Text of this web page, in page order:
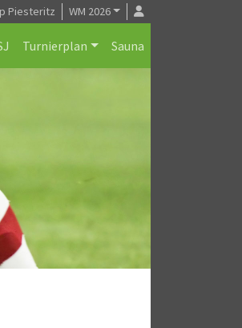
Piesteritz WM 2026
Turnierplan Sauna